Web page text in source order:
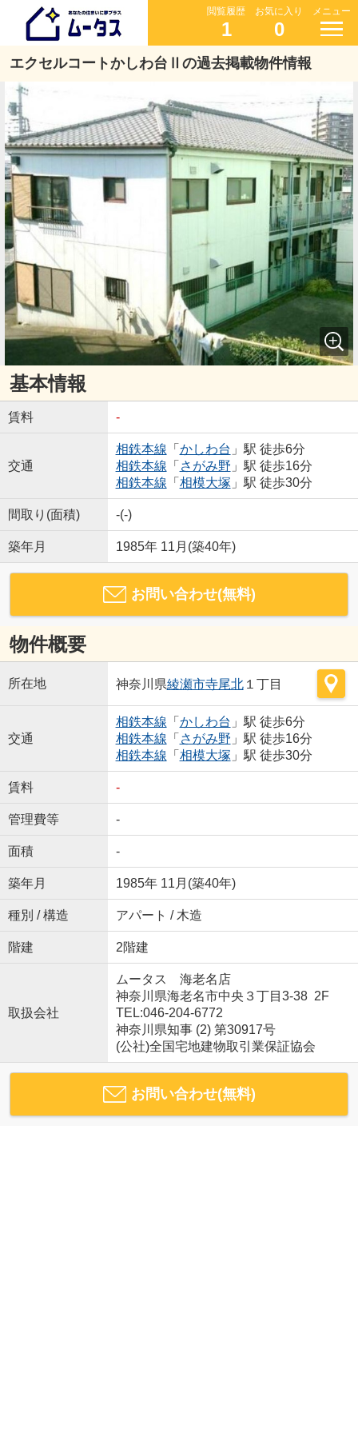
閲覧履歴
1
お気に入り
0
メニュー
エクセルコートかしわ台Ⅱの過去掲載物件情報
基本情報
賃料 -
交通
相鉄本線 「 かしわ台 」駅 徒歩6分
相鉄本線 「 さがみ野 」駅 徒歩16分
相鉄本線 「 相模大塚 」駅 徒歩30分
間取り(面積) -(-)
築年月 1985年 11月(築40年)
お問い合わせ(無料)
物件概要
所在地 神奈川県綾瀬市寺尾北１丁目
交通
相鉄本線 「 かしわ台 」駅 徒歩6分
相鉄本線 「 さがみ野 」駅 徒歩16分
相鉄本線 「 相模大塚 」駅 徒歩30分
賃料 -
管理費等 -
面積 -
築年月 1985年 11月(築40年)
種別 / 構造 アパート / 木造
階建 2階建
取扱会社
ムータス 海老名店
神奈川県海老名市中央３丁目3-38 2F
TEL:046-204-6772
神奈川県知事 (2) 第30917号
(公社)全国宅地建物取引業保証協会
お問い合わせ(無料)